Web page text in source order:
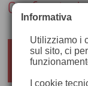
Confronta
Cosa
Informativa
Utilizziamo i
sul sito, ci
I cookie